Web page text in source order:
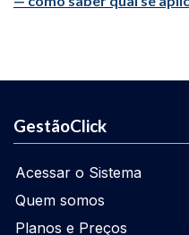
GestãoClick
Acessar o Sistema
Quem somos
Planos e Preços